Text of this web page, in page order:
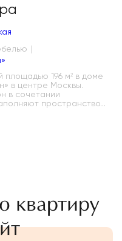
196 м² в доме
в центре Москвы.
в сочетании
пространство...
квартиру